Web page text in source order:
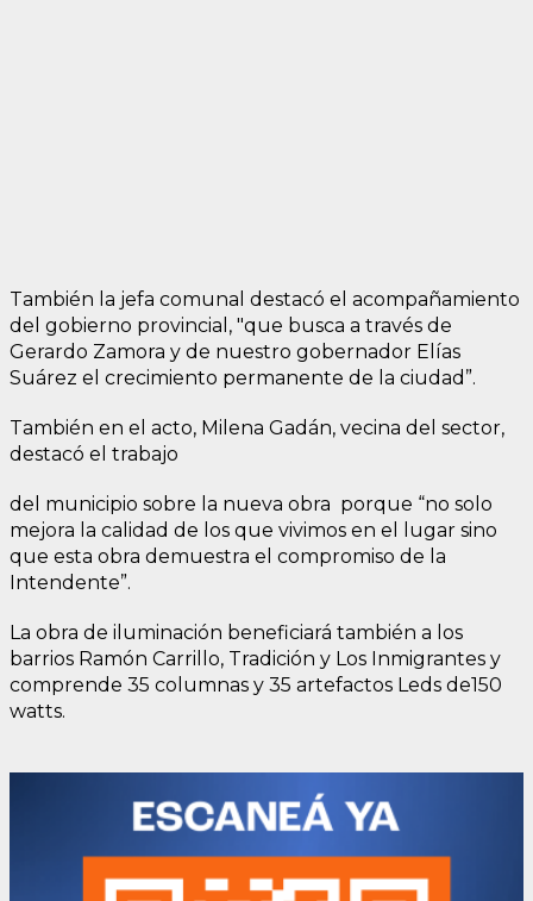
También la jefa comunal destacó el acompañamiento
del gobierno provincial, "que busca a través de
Gerardo Zamora y de nuestro gobernador Elías
Suárez el crecimiento permanente de la ciudad”.
También en el acto, Milena Gadán, vecina del sector,
destacó el trabajo
del municipio sobre la nueva obra porque “no solo
mejora la calidad de los que vivimos en el lugar sino
que esta obra demuestra el compromiso de la
Intendente”.
La obra de iluminación beneficiará también a los
barrios Ramón Carrillo, Tradición y Los Inmigrantes y
comprende 35 columnas y 35 artefactos Leds de150
watts.